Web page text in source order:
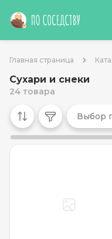
Главная страница
Сухари и снеки
24 товара
Выбор